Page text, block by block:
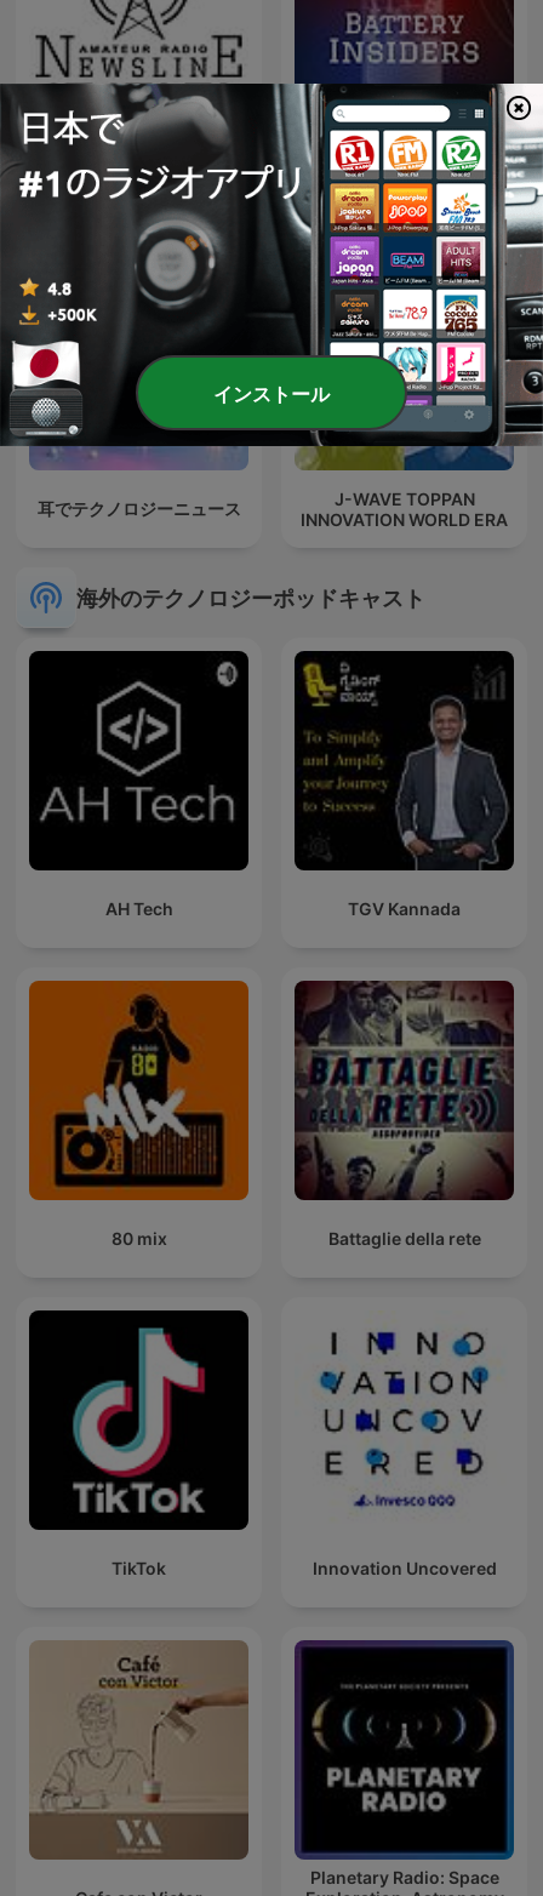
Amateur Radio Newsline™ Battery Insiders
耳でテクノロジーニュース
J-WAVE TOPPAN
INNOVATION WORLD ERA
海外のテクノロジーポッドキャスト
AH Tech TGV Kannada
80 mix Battaglie della rete
TikTok Innovation Uncovered
Planetary Radio: Space
インストール